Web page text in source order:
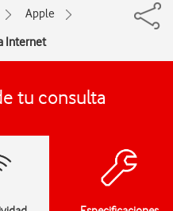
Apple
Internet
tu consulta